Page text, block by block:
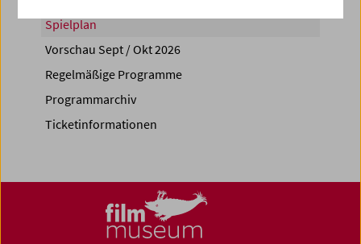
Spielplan
Vorschau Sept / Okt 2026
Regelmäßige Programme
Programmarchiv
Ticketinformationen